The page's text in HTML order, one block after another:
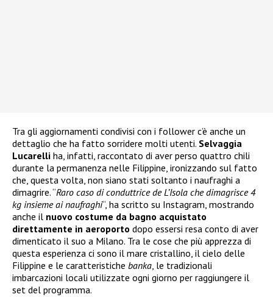
Tra gli aggiornamenti condivisi con i follower c’è anche un
dettaglio che ha fatto sorridere molti utenti. Selvaggia
Lucarelli ha, infatti, raccontato di aver perso quattro chili
durante la permanenza nelle Filippine, ironizzando sul fatto
che, questa volta, non siano stati soltanto i naufraghi a
dimagrire. “Raro caso di conduttrice de L’Isola che dimagrisce 4
kg insieme ai naufraghi“, ha scritto su Instagram, mostrando
anche il nuovo costume da bagno acquistato
direttamente in aeroporto dopo essersi resa conto di aver
dimenticato il suo a Milano. Tra le cose che più apprezza di
questa esperienza ci sono il mare cristallino, il cielo delle
Filippine e le caratteristiche banka, le tradizionali
imbarcazioni locali utilizzate ogni giorno per raggiungere il
set del programma.